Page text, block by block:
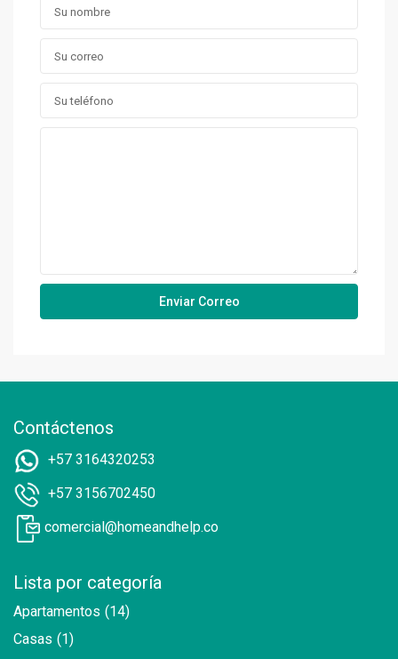
Contáctenos
+57 3164320253
+57 3156702450
comercial@homeandhelp.co
Lista por categoría
Apartamentos (14)
Casas (1)